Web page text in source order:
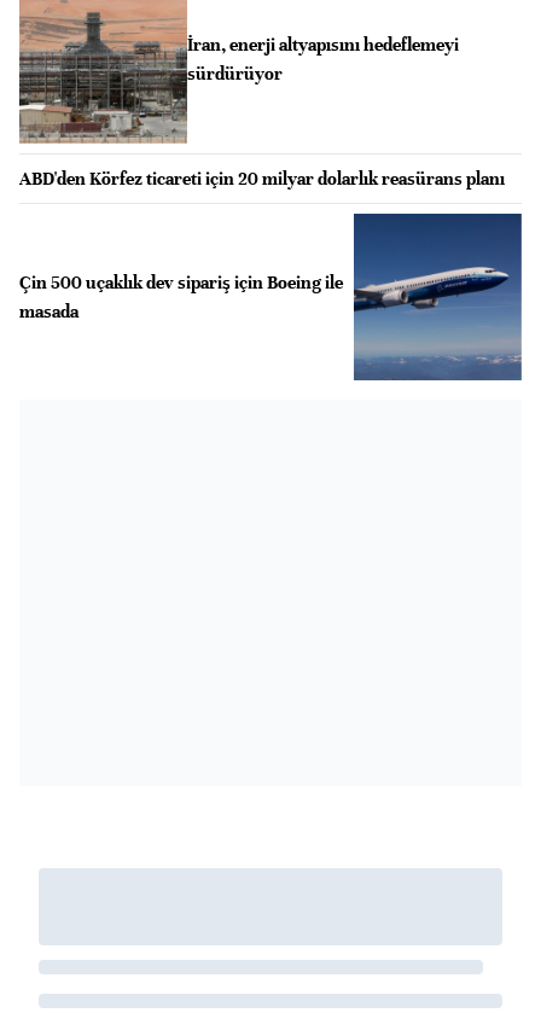
İran, enerji altyapısını hedeflemeyi
sürdürüyor
ABD'den Körfez ticareti için 20 milyar dolarlık reasürans planı
Çin 500 uçaklık dev sipariş için Boeing ile
masada